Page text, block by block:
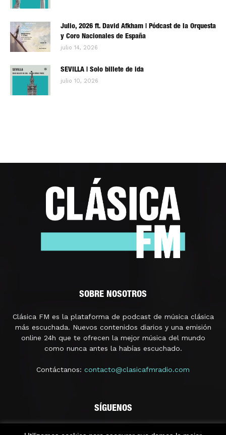
Julio, 2026 ft. David Afkham | Pódcast de la Orquesta
y Coro Nacionales de España
julio 14, 2026
SEVILLA | Solo billete de ida
julio 10, 2026
SOBRE NOSOTROS
Clásica FM es la plataforma de podcast de música clásica
más escuchada. Nuevos contenidos diarios y una emisión
online 24h que te ofrecen la mejor música del mundo
como nunca antes la habías escuchado.
Contáctanos: contacto@clasicafmradio.com
SÍGUENOS